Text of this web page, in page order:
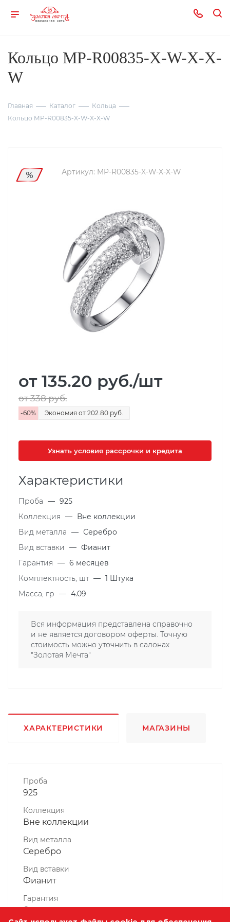
Кольцо MP-R00835-X-W-X-X-
W
Главная Каталог
Кольца
Кольцо MP-R00835-X-W-X-X-W
Артикул: MP-R00835-X-W-X-X-W
от 135.20 руб./шт
от 338руб.
-60% Экономия от 202.80 руб.
Узнать условия рассрочки и кредита
Характеристики
Проба — 925
Коллекция — Вне коллекции
Вид металла — Серебро
Вид вставки
— Фианит
Гарантия — 6 месяцев
Комплектность, шт — 1 Штука
Масса, гр — 4.09
Вся информация представлена справочно
и не является договором оферты. Точную
стоимость можно уточнить в салонах
"Золотая Мечта"
ХАРАКТЕРИСТИКИ МАГАЗИНЫ
Проба
925
Коллекция
Вне коллекции
Вид металла
Серебро
Вид вставки
Фианит
Гарантия
6 месяцев